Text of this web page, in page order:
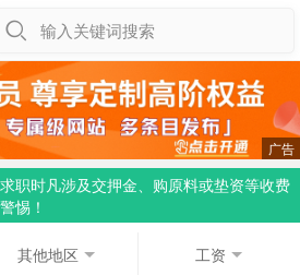
输入关键词搜索
职时凡涉及交押金、购原料或垫资等收费
惕！
其他地区 工资